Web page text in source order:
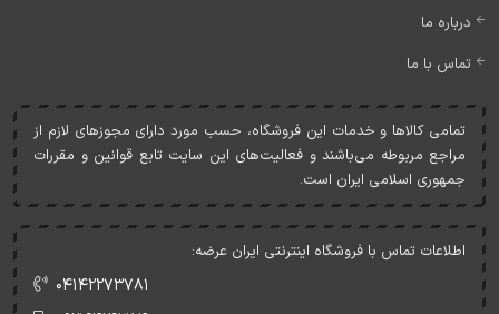
درباره ما
تماس با ما
تمامی کالاها و خدمات اين فروشگاه، حسب مورد دارای مجوزهای لازم از
مراجع مربوطه می‌باشند و فعاليت‌های اين سايت تابع قوانين و مقررات
جمهوری اسلامی ايران است.
اطلاعات تماس با فروشگاه اینترنتی ایران عرضه:
۰۴۱۴۲۲۷۳۷۸۱